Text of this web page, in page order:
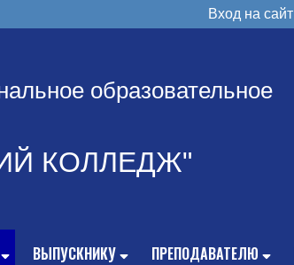
Вход на сайт
образовательное
КОЛЛЕДЖ"
ВЫПУСКНИКУ ПРЕПОДАВАТЕЛЮ